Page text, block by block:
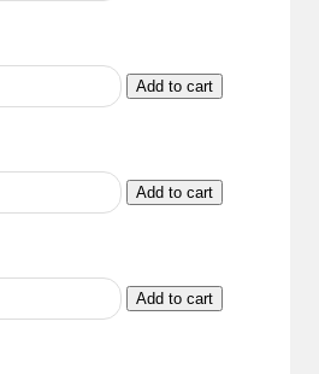
Add to cart
Add to cart
Add to cart